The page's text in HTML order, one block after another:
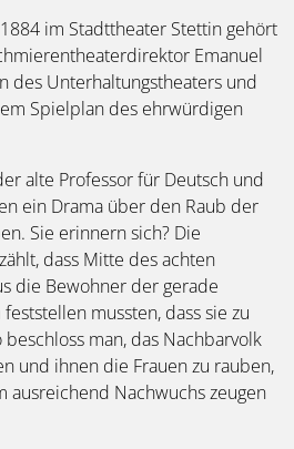
im Stadttheater Stettin gehört
Emanuel
des Unterhaltungstheaters und
Spielplan des ehrwürdigen
alte Professor für Deutsch und
ein Drama über den Raub der
Sie erinnern sich? Die
dass Mitte des achten
die Bewohner der gerade
mussten, dass sie zu
man, das Nachbarvolk
und ihnen die Frauen zu rauben,
ausreichend Nachwuchs zeugen